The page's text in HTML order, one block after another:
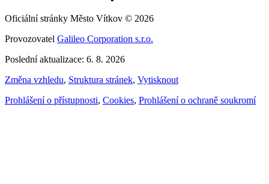
Oficiální stránky Město Vítkov © 2026
Provozovatel Galileo Corporation s.r.o.
Poslední aktualizace: 6. 8. 2026
Změna vzhledu, Struktura stránek, Vytisknout
Prohlášení o přístupnosti, Cookies, Prohlášení o ochraně soukromí